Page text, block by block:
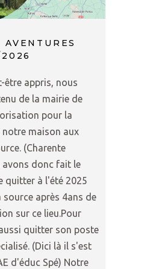
AVENTURES
être appris, nous
de la mairie de
pour la
maison aux
(Charente
donc fait le
quitter à l'été 2025
source après 4ans de
sur ce lieu.Pour
quitter son poste
(Dici là il s'est
d'éduc Spé) Notre